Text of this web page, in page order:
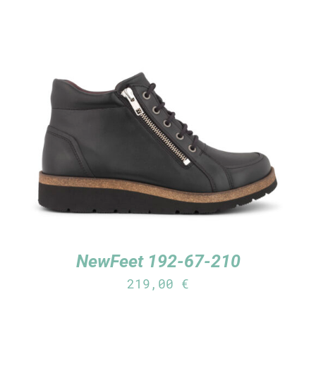
TUTUSTU TUOTTEESEEN
NewFeet 192-67-210
219,00 €